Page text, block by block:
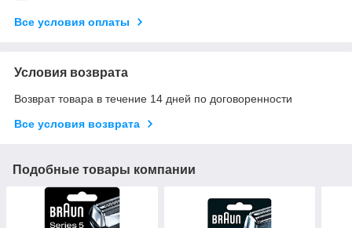
Все условия оплаты
Условия возврата
Возврат товара в течение 14 дней по договоренности
Все условия возврата
Подобные товары компании